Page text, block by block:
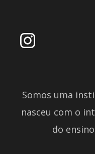
Somos uma
nasceu com o
do